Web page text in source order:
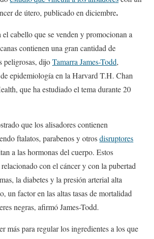
de útero, publicado en diciembre.
cabello que se venden y promocionan a
contienen una gran cantidad de
peligrosas, dijoTamarra James-Todd,
epidemiología en la Harvard T.H. Chan
que ha estudiado el tema durante 20
que los alisadores contienen
ftalatos, parabenos y otrosdisruptores
a las hormonas del cuerpo. Estos
con el cáncer y con la pubertad
la diabetes y la presión arterial alta
un factor en las altas tasas de mortalidad
negras, afirmó James-Todd.
más para regular los ingredientes a los que